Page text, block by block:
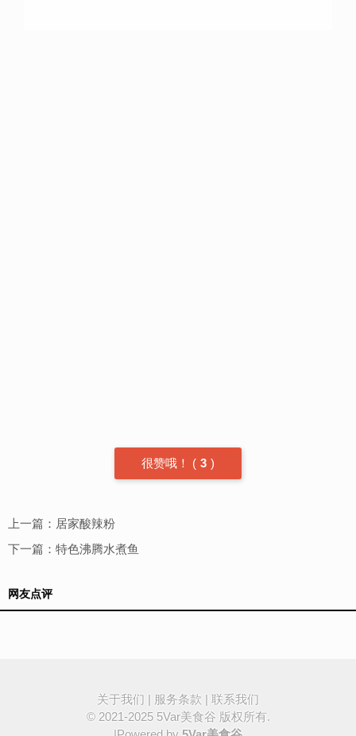
很赞哦！ ( 3 )
上一篇： 居家酸辣粉
下一篇： 特色沸腾水煮鱼
网友点评
关于我们 | 服务条款 | 联系我们
© 2021-2025 5Var美食谷 版权所有.